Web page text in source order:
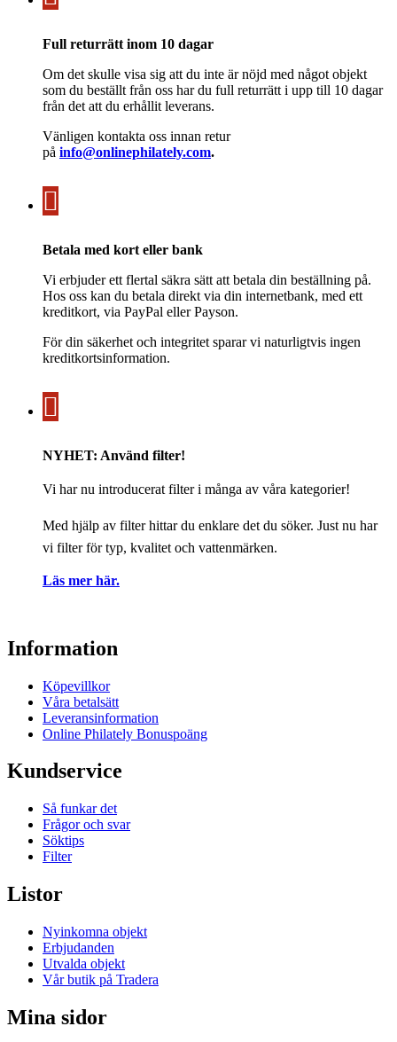
Full returrätt inom 10 dagar
Om det skulle visa sig att du inte är nöjd med något objekt
som du beställt från oss har du full returrätt i upp till 10 dagar
från det att du erhållit leverans.
Vänligen kontakta oss innan retur
på info@onlinephilately.com.
Betala med kort eller bank
Vi erbjuder ett flertal säkra sätt att betala din beställning på.
Hos oss kan du betala direkt via din internetbank, med ett
kreditkort, via PayPal eller Payson.
För din säkerhet och integritet sparar vi naturligtvis ingen
kreditkortsinformation.
NYHET: Använd filter!
Vi har nu introducerat filter i många av våra kategorier!
Med hjälp av filter hittar du enklare det du söker. Just nu har
vi filter för typ, kvalitet och vattenmärken.
Läs mer här.
Information
Köpevillkor
Våra betalsätt
Leveransinformation
Online Philately Bonuspoäng
Kundservice
Så funkar det
Frågor och svar
Söktips
Filter
Listor
Nyinkomna objekt
Erbjudanden
Utvalda objekt
Vår butik på Tradera
Mina sidor